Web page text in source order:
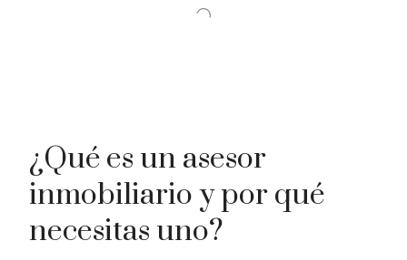
¿Qué es un asesor
inmobiliario y por qué
necesitas uno?